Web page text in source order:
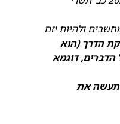
ולהיות יזם
הדרך (הוא
דוגמא
תעשה את